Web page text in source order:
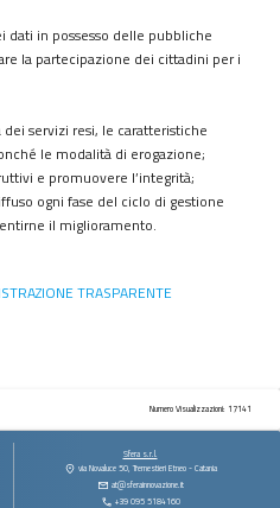
dati in possesso delle pubbliche
la partecipazione dei cittadini per i
servizi resi, le caratteristiche
le modalità di erogazione;
e promuovere l’integrità;
ogni fase del ciclo di gestione
il miglioramento.
TRASPARENTE
Numero Visualizzazioni: 17141
Sfera s.r.l.
via Novaluce 50, Tremestieri Etneo - Catania
at@sferainnovazione.it
+39 095 5184160